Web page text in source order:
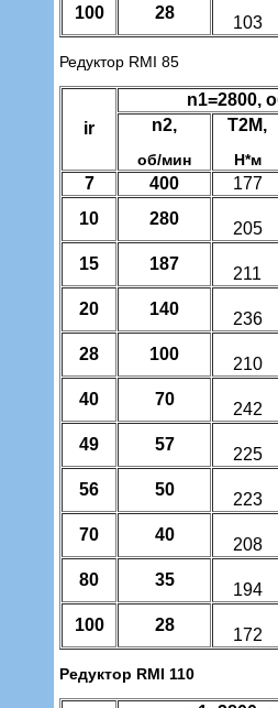
100
28
103
Редуктор RMI 85
ir
n1=2800,
n2,
об/мин
T2M,
Н*м
7 400
177
10
280
205
15
187
211
20
140
236
28
100
210
40
70
242
49
57
225
56
50
223
70
40
208
80
35
194
100
28
172
Редуктор RMI 110